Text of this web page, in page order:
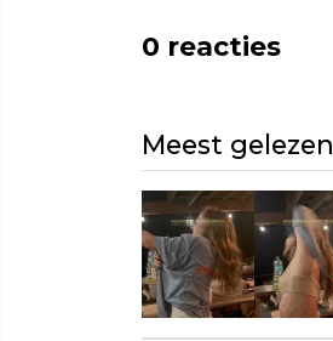
0 reacties
Meest gelezen